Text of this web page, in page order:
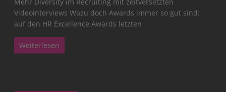
Videointerviews Wazu doch Awards immer so gut sind:
auf den HR Excellence Awards letzten
Weiterlesen